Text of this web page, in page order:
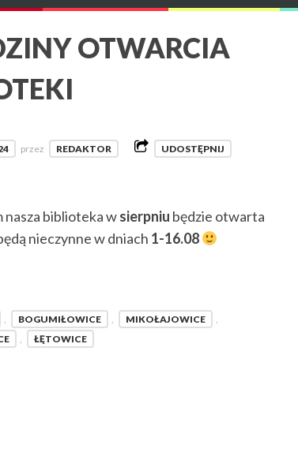
OTWARCIA
przez REDAKTOR UDOSTĘPNIJ
nasza biblioteka wsierpniu będzie otwarta
nieczynne w dniach 1-16.08
BOGUMIŁOWICE MIKOŁAJOWICE
ŁĘTOWICE